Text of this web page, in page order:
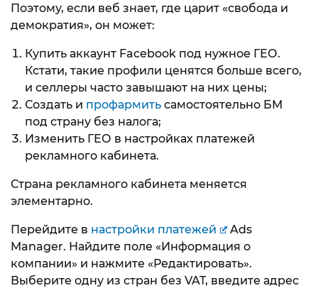
Поэтому, если веб знает, где царит «свобода и
демократия», он может:
Купить аккаунт Facebook под нужное ГЕО.
Кстати, такие профили ценятся больше всего,
и селлеры часто завышают на них цены;
Создать и профармить самостоятельно БМ
под страну без налога;
Изменить ГЕО в настройках платежей
рекламного кабинета.
Страна рекламного кабинета меняется
элементарно.
Перейдите в настройки платежей
Ads
Manager. Найдите поле «Информация о
компании» и нажмите «Редактировать».
Выберите одну из стран без VAT, введите адрес